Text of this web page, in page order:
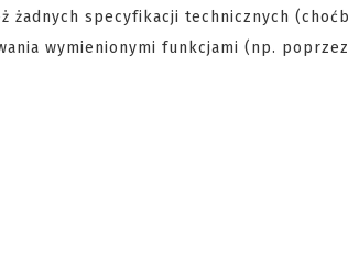
specyfikacji technicznych
wymienionymi funkcjami (np.